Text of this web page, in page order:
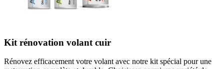
Kit rénovation volant cuir
Rénovez efficacement votre volant avec notre kit spécial pour une